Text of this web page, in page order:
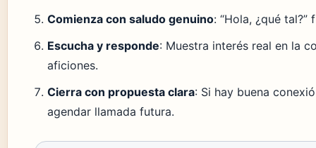
Comienza con saludo genuino: “Hola, ¿qué
Escucha y responde: Muestra interés real en la
aficiones.
Cierra con propuesta clara: Si hay buena
agendar llamada futura.